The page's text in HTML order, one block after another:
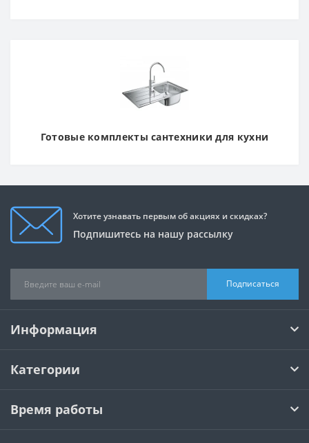
Готовые комплекты сантехники для кухни
Хотите узнавать первым об акциях и скидках?
Подпишитесь на нашу рассылку
Подписаться
Информация
Категории
Время работы